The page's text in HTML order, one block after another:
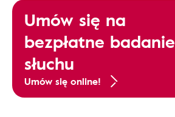
Umów się na
bezpłatne badanie
słuchu
Umów się online!